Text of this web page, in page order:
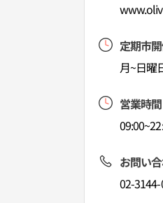
定期市
月~日曜
営業時間
お問い
02-